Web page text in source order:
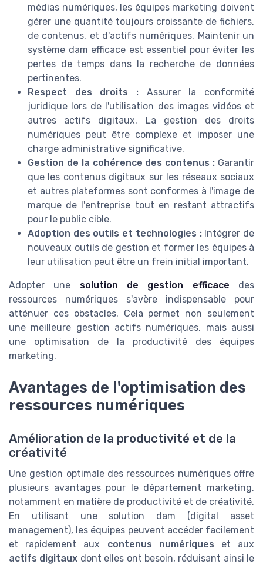
médias numériques, les équipes marketing doivent
gérer une quantité toujours croissante de fichiers,
de contenus, et d'actifs numériques. Maintenir un
système dam efficace est essentiel pour éviter les
pertes de temps dans la recherche de données
pertinentes.
Respect des droits : Assurer la conformité
juridique lors de l'utilisation des images vidéoset
autres actifs digitaux. La gestion des droits
numériques peut être complexe et imposer une
charge administrative significative.
Gestion de la cohérence des contenus : Garantir
que les contenus digitaux sur les réseaux sociaux
et autres plateformes sont conformes à l'image de
marque de l'entreprise tout en restant attractifs
pour le public cible.
Adoption des outils et technologies :Intégrer de
nouveaux outilsde gestion et former les équipesà
leur utilisation peut être un frein initial important.
Adopter une solution de gestion efficace des
ressources numériques s'avère indispensable pour
atténuer ces obstacles. Cela permet non seulement
une meilleure gestion actifs numériques, mais aussi
une optimisation de la productivité des équipes
marketing.
Avantages de l'optimisation des
ressources numériques
Amélioration de la productivité et de la
créativité
Une gestion optimale des ressources numériques offre
plusieurs avantages pour le département marketing,
notamment en matière de productivité et de créativité.
En utilisant une solution dam (digital asset
management), les équipes peuvent accéder facilement
et rapidement aux contenus numériques et aux
actifs digitaux dont elles ont besoin, réduisant ainsi le